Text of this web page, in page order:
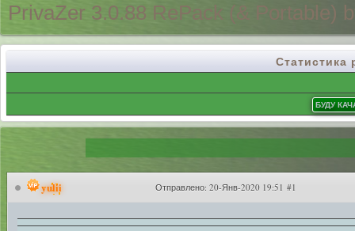
PrivaZer 3.0.88 RePack (& Portable)
Статистика
yulii Отправлено: 20-Янв-2020 19:51 #1